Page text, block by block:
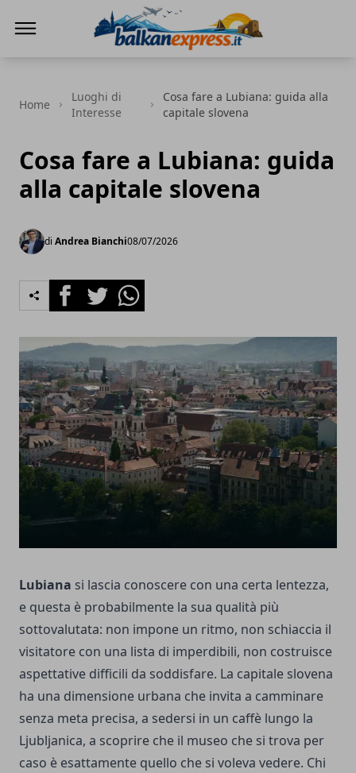
Home
Luoghi di
Interesse
Cosa fare a Lubiana: guida alla
capitale slovena
Cosa fare a Lubiana: guida
alla capitale slovena
di Andrea Bianchi08/07/2026
FacebookTwitterWhatsapp
Lubiana si lascia conoscere con una certa lentezza,
e questa è probabilmente la sua qualità più
sottovalutata: non impone un ritmo, non schiaccia il
visitatore con una lista di imperdibili, non costruisce
aspettative difficili da soddisfare. La capitale slovena
ha una dimensione urbana che invita a camminare
senza meta precisa, a sedersi in un caffè lungo la
Ljubljanica, a scoprire che il museo che si trova per
caso è esattamente quello che si voleva vedere. Chi